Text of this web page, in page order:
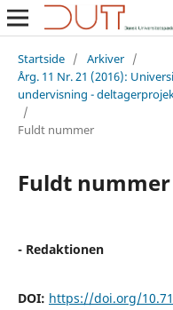
Startside / Arkiver /
Årg. 11 Nr. 21 (2016):
undervisning -
/
Fuldt nummer
Fuldt nummer
- Redaktionen
DOI: https://doi.org/